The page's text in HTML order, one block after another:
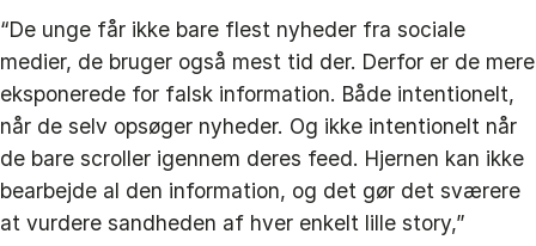
“De unge får ikke bare flest nyheder fra sociale
medier, de bruger også mest tid der. Derfor er de mere
eksponerede for falsk information. Både intentionelt,
når de selv opsøger nyheder. Og ikke intentionelt når
de bare scroller igennem deres feed. Hjernen kan ikke
bearbejde al den information, og det gør det sværere
at vurdere sandheden af hver enkelt lille story,”